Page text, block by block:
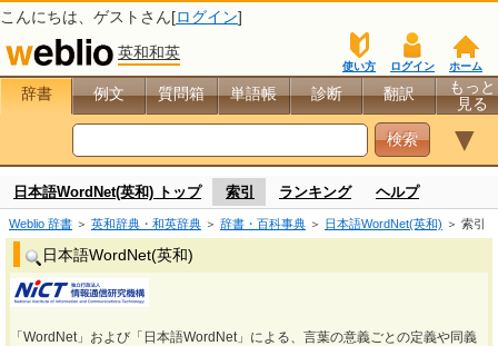
こんにちは、 ゲスト さん[ログイン]
英和和英
ホーム
ログイン
使い方
辞書 例文 質問箱 単語帳 診断 翻訳
もっと
見る
▼
日本語WordNet(英和) トップ 索引 ランキング ヘルプ
Weblio 辞書 ＞ 英和辞典・和英辞典 ＞ 辞書・百科事典 ＞ 日本語WordNet(英和) ＞ 索引
日本語WordNet(英和)
「WordNet」および「日本語WordNet」による、言葉の意義ごとの定義や同義